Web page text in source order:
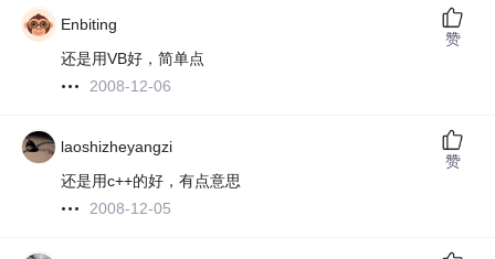
Enbiting
还是用VB好，简单点
2008-12-06
赞
laoshizheyangzi
还是用c++的好，有点意思
2008-12-05
赞